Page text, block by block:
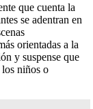
que cuenta la
se adentran en
orientadas a la
y suspense que
los niños o